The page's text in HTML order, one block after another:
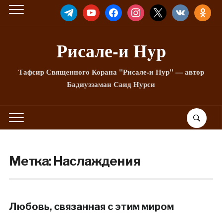
TELEGRAMYOUTUBEFACEBOOKINSTAGRAM
X VKONTAKTE
Рисале-и Hyp
Тафсир Священного Корана "Рисале-и Нур" — автор
Бадиуззаман Саид Нурси
Метка:Наслаждения
Любовь, связанная с этим миром